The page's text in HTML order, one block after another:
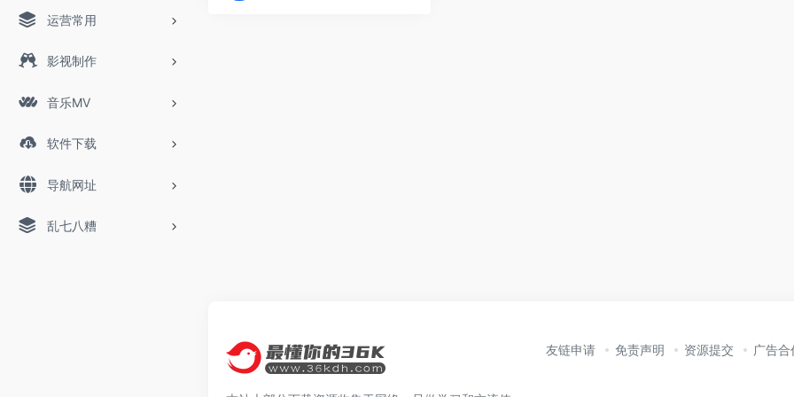
运营常用
影视制作
音乐MV
软件下载
导航网址
乱七八糟
友链申请 免责声明 资源提交 广告合